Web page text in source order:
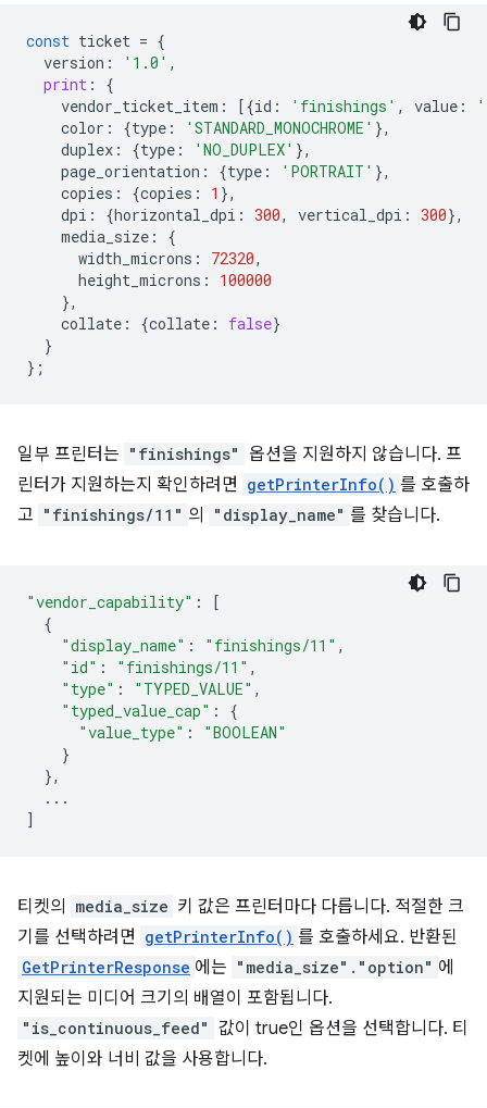
const ticket = {
version : '1.0' ,
print :
{
vendor_ticket_item : [{id : 'finishings' , value :
color : {type : 'STANDARD_MONOCHROME' },
duplex : {type : 'NO_DUPLEX' },
page_orientation : {type : 'PORTRAIT' },
copies : {copies : 1 },
dpi : {horizontal_dpi : 300, vertical_dpi : 300},
media_size :
{
width_microns : 72320,
height_microns :
100000
},
collate : {collate : false}
}
};
일부 프린터는 "finishings"
옵션을 지원하지 않습니다. 프
린터가 지원하는지 확인하려면 getPrinterInfo() 를 호출하
고 "finishings/11" 의 "display_name" 를 찾습니다.
"vendor_capability" :
[
{
"display_name" : "finishings/11" ,
"id" : "finishings/11" ,
"type" : "TYPED_VALUE" ,
"typed_value_cap" :
{
"value_type" :
"BOOLEAN"
}
},
...
]
티켓의 media_size 키 값은 프린터마다 다릅니다. 적절한 크
기를 선택하려면 getPrinterInfo() 를 호출하세요. 반환된
GetPrinterResponse 에는 "media_size"."option" 에
지원되는 미디어 크기의 배열이 포함됩니다.
"is_continuous_feed" 값이 true인 옵션을 선택합니다. 티
켓에 높이와 너비 값을 사용합니다.